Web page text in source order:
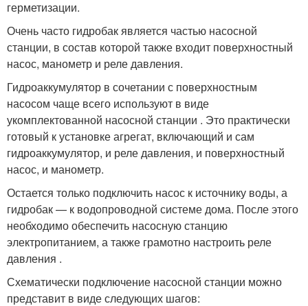
герметизации.
Очень часто гидробак является частью насосной
станции, в состав которой также входит поверхностный
насос, манометр и реле давления.
Гидроаккумулятор в сочетании с поверхностным
насосом чаще всего используют в виде
укомплектованной насосной станции . Это практически
готовый к установке агрегат, включающий и сам
гидроаккумулятор, и реле давления, и поверхностный
насос, и манометр.
Остается только подключить насос к источнику воды, а
гидробак — к водопроводной системе дома. После этого
необходимо обеспечить насосную станцию
электропитанием, а также грамотно настроить реле
давления .
Схематически подключение насосной станции можно
представит в виде следующих шагов: